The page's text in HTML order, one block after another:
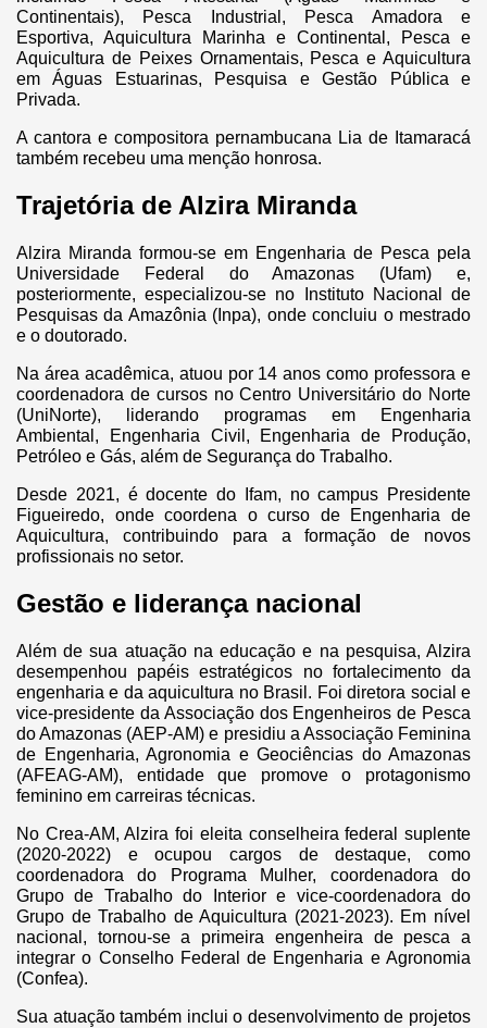
Continentais), Pesca Industrial, Pesca Amadora e
Esportiva, Aquicultura Marinha e Continental, Pesca e
Aquicultura de Peixes Ornamentais, Pesca e Aquicultura
em Águas Estuarinas, Pesquisa e Gestão Pública e
Privada.
A cantora e compositora pernambucana Lia de Itamaracá
também recebeu uma menção honrosa.
Trajetória de Alzira Miranda
Alzira Miranda formou-se em Engenharia de Pesca pela
Universidade Federal do Amazonas (Ufam) e,
posteriormente, especializou-se no Instituto Nacional de
Pesquisas da Amazônia (Inpa), onde concluiu o mestrado
e o doutorado.
Na área acadêmica, atuou por 14 anos como professora e
coordenadora de cursos no Centro Universitário do Norte
(UniNorte), liderando programas em Engenharia
Ambiental, Engenharia Civil, Engenharia de Produção,
Petróleo e Gás, além de Segurança do Trabalho.
Desde 2021, é docente do Ifam, no campus Presidente
Figueiredo, onde coordena o curso de Engenharia de
Aquicultura, contribuindo para a formação de novos
profissionais no setor.
Gestão e liderança nacional
Além de sua atuação na educação e na pesquisa, Alzira
desempenhou papéis estratégicos no fortalecimento da
engenharia e da aquicultura no Brasil. Foi diretora social e
vice-presidente da Associação dos Engenheiros de Pesca
do Amazonas (AEP-AM) e presidiu a Associação Feminina
de Engenharia, Agronomia e Geociências do Amazonas
(AFEAG-AM), entidade que promove o protagonismo
feminino em carreiras técnicas.
No Crea-AM, Alzira foi eleita conselheira federal suplente
(2020-2022) e ocupou cargos de destaque, como
coordenadora do Programa Mulher, coordenadora do
Grupo de Trabalho do Interior e vice-coordenadora do
Grupo de Trabalho de Aquicultura (2021-2023). Em nível
nacional, tornou-se a primeira engenheira de pesca a
integrar o Conselho Federal de Engenharia e Agronomia
(Confea).
Sua atuação também inclui o desenvolvimento de projetos